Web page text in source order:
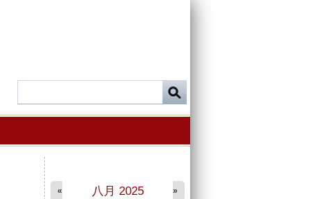
八月 2025
« »